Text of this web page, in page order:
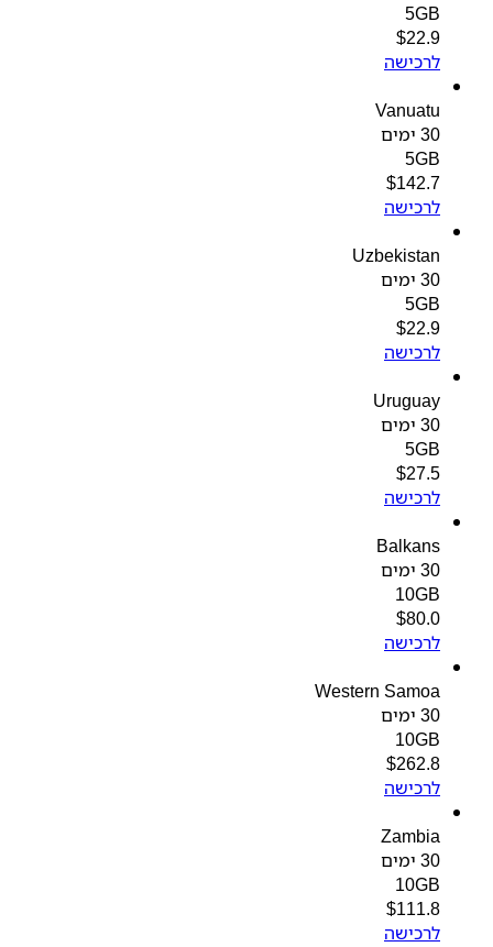
5GB
$22.9
לרכישה
Vanuatu
5GB
$142.7
לרכישה
Uzbekistan
5GB
$22.9
לרכישה
Uruguay
5GB
$27.5
לרכישה
Balkans
10GB
$80.0
לרכישה
Western Samoa
10GB
$262.8
לרכישה
Zambia
10GB
$111.8
לרכישה